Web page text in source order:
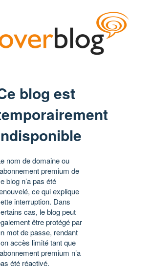
blog est
nom de domaine ou
premium de
blog n’a pas été
ce qui explique
interruption. Dans
cas, le blog peut
être protégé par
mot de passe, rendant
accès limité tant que
premium n’a
été réactivé.